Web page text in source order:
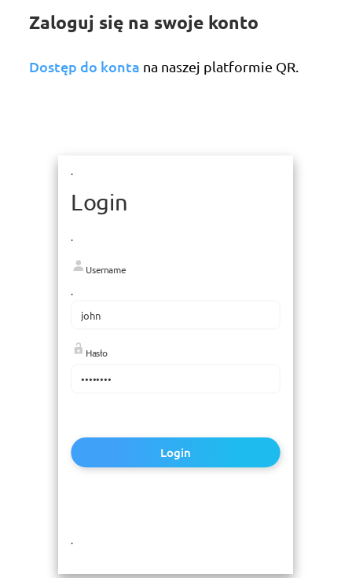
Zaloguj się na swoje konto
Dostęp do konta na naszej platformie QR.
.
Login
.
Username
.
Hasło
Login